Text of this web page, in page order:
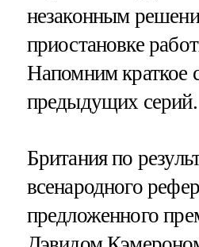
незаконным
приостановке
Напомним краткое
предыдущих серий.
Британия по
всенародного
предложенного